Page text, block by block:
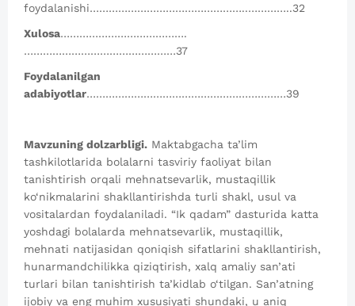
foydalanishi…………………………………………..…………..32
Xulosa………………………………….
…………………………………………37
Foydalanilgan
adabiyotlar………………………………………………………39
Mavzuning dolzarbligi. Maktabgacha ta’lim
tashkilotlarida bolalarni tasviriy faoliyat bilan
tanishtirish orqali mehnatsevarlik, mustaqillik
ko‘nikmalarini shakllantirishda turli shakl, usul va
vositalardan foydalaniladi. “Ik qadam” dasturida katta
yoshdagi bolalarda mehnatsevarlik, mustaqillik,
mehnati natijasidan qoniqish sifatlarini shakllantirish,
hunarmandchilikka qiziqtirish, xalq amaliy san’ati
turlari bilan tanishtirish ta’kidlab o‘tilgan. San’atning
ijobiy va eng muhim xususiyati shundaki, u aniq